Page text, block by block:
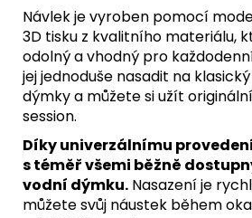
Návlek je vyroben pomocí
3D tisku z kvalitního materiálu,
odolný a vhodný pro
jej jednoduše nasadit na
dýmky a můžete si užít
session.
Díky univerzálnímu
s téměř všemi běžně
vodní dýmku. Nasazení je
můžete svůj náustek během